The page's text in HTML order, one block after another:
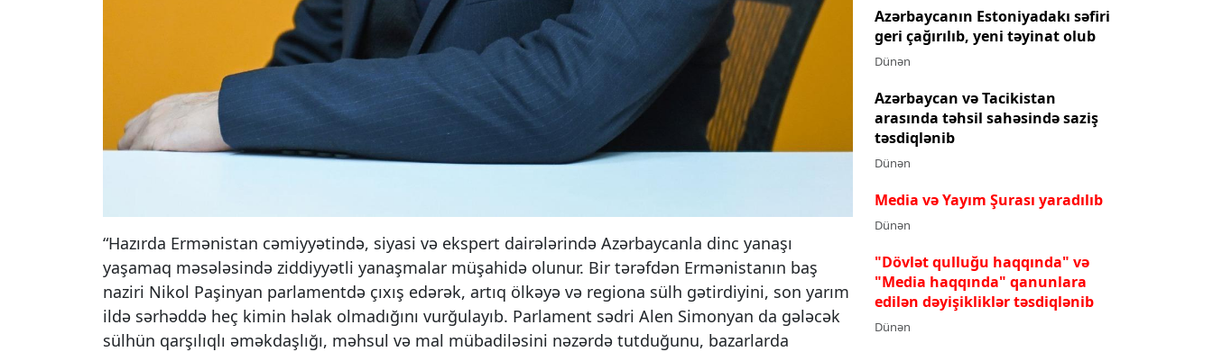
“Hazırda Ermənistan cəmiyyətində, siyasi və ekspert dairələrində Azərbaycanla dinc yanaşı
yaşamaq məsələsində ziddiyyətli yanaşmalar müşahidə olunur. Bir tərəfdən Ermənistanın baş
naziri Nikol Paşinyan parlamentdə çıxış edərək, artıq ölkəyə və regiona sülh gətirdiyini, son yarım
ildə sərhəddə heç kimin həlak olmadığını vurğulayıb. Parlament sədri Alen Simonyan da gələcək
sülhün qarşılıqlı əməkdaşlığı, məhsul və mal mübadiləsini nəzərdə tutduğunu, bazarlarda
Azərbaycanın Estoniyadakı səfiri
geri çağırılıb, yeni təyinat olub
Dünən
Azərbaycan və Tacikistan
arasında təhsil sahəsində saziş
təsdiqlənib
Dünən
Media və Yayım Şurası yaradılıb
Dünən
"Dövlət qulluğu haqqında" və
"Media haqqında" qanunlara
edilən dəyişikliklər təsdiqlənib
Dünən